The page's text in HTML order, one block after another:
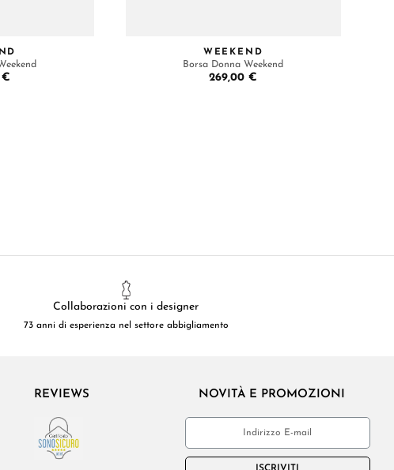
€
WEEKEND
Borsa Donna Weekend
269,00 €
Collaborazioni con i designer
73 anni di esperienza nel settore abbigliamento
REVIEWS NOVITÀ E PROMOZIONI